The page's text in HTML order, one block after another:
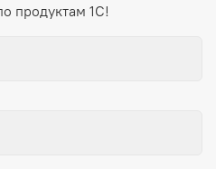
продуктам 1С!